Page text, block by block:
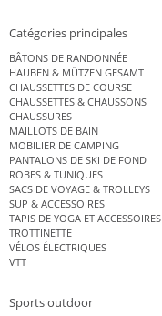
Catégories principales
BÂTONS DE RANDONNÉE
HAUBEN & MÜTZEN GESAMT
CHAUSSETTES DE COURSE
CHAUSSETTES & CHAUSSONS
CHAUSSURES
MAILLOTS DE BAIN
MOBILIER DE CAMPING
PANTALONS DE SKI DE FOND
ROBES & TUNIQUES
SACS DE VOYAGE & TROLLEYS
SUP & ACCESSOIRES
TAPIS DE YOGA ET ACCESSOIRES
TROTTINETTE
VÉLOS ÉLECTRIQUES
VTT
Sports outdoor